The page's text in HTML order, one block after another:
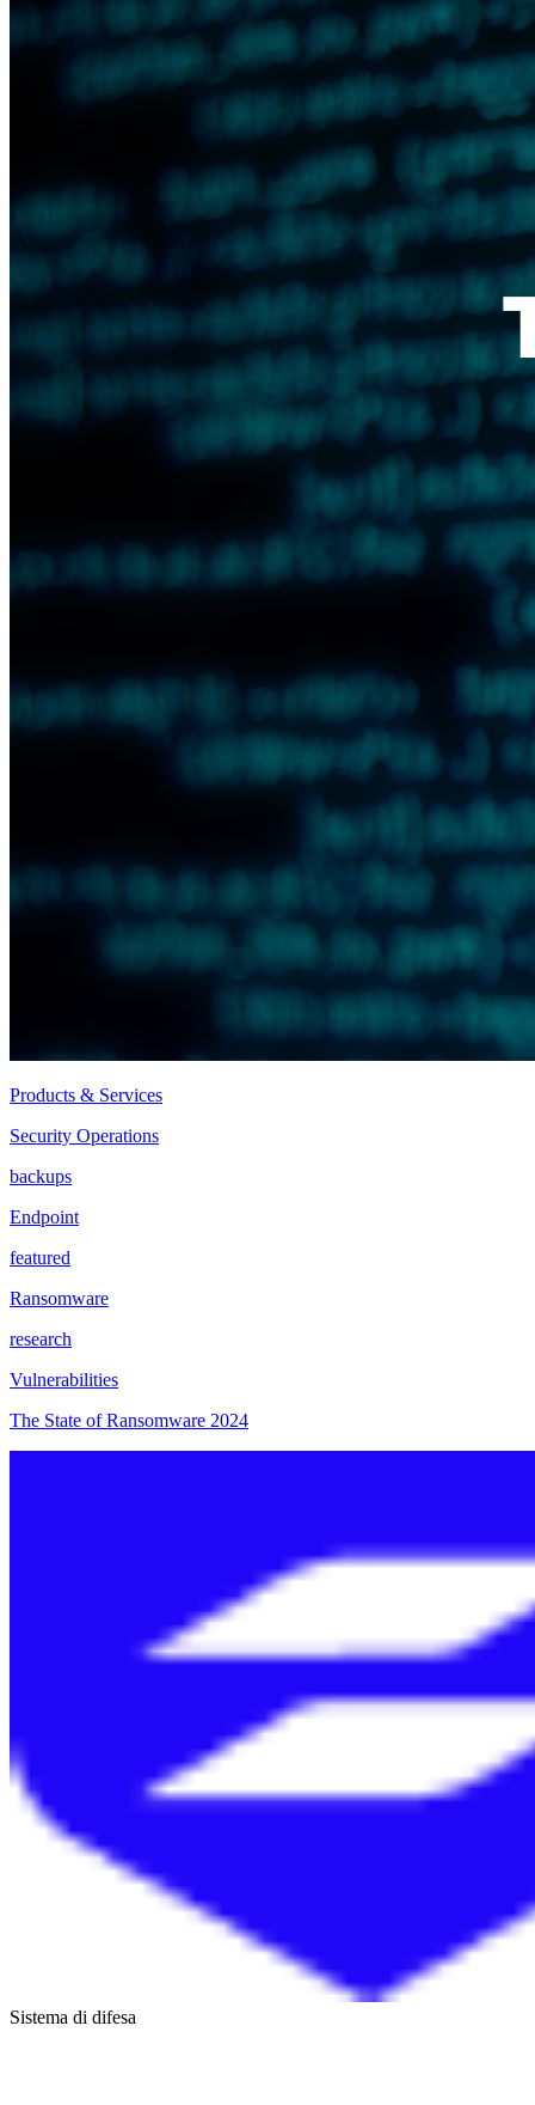
Products & Services
Security Operations
backups
Endpoint
featured
Ransomware
research
Vulnerabilities
The State of Ransomware 2024
Sistema di difesa